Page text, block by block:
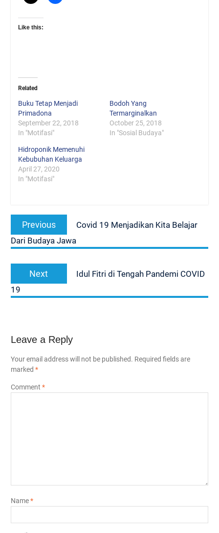
Like this:
Related
Buku Tetap Menjadi
Primadona
September 22, 2018
In "Motifasi"
Bodoh Yang
Termarginalkan
October 25, 2018
In "Sosial Budaya"
Hidroponik Memenuhi
Kebubuhan Keluarga
April 27, 2020
In "Motifasi"
Post
navigation
Previous
Previous
post:
Covid 19 Menjadikan Kita Belajar
Dari Budaya Jawa
Next
Next
post:
Idul Fitri di Tengah Pandemi COVID
19
Leave a Reply
Your email address will not be published. Required fields are
marked *
Comment *
Name*